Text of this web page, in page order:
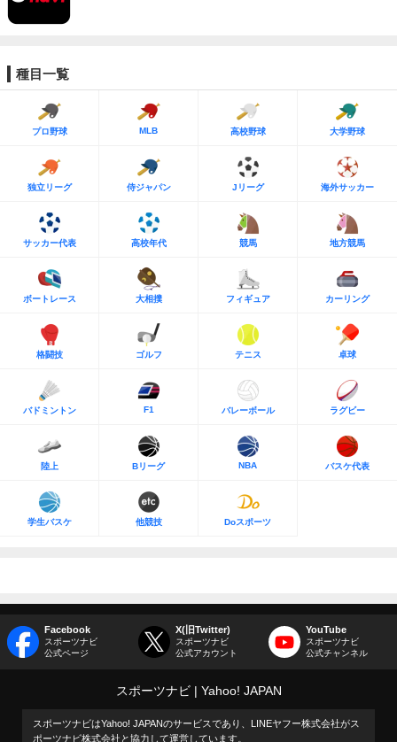
種目一覧
プロ野球 MLB 高校野球 大学野球
独立リーグ 侍ジャパン Jリーグ 海外サッカー
サッカー代表 高校年代 競馬 地方競馬
ボートレース 大相撲 フィギュア カーリング
格闘技 ゴルフ テニス 卓球
バドミントン F1 バレーボール ラグビー
陸上 Bリーグ NBA バスケ代表
学生バスケ 他競技 Doスポーツ
Facebook
スポーツナビ
公式ページ
X(旧Twitter)
スポーツナビ
公式アカウント
YouTube
スポーツナビ
公式チャンネル
スポーツナビ Yahoo! JAPAN
スポーツナビはYahoo! JAPANのサービスであり、LINEヤフー株式会社がス
ポーツナビ株式会社と協力して運営しています。